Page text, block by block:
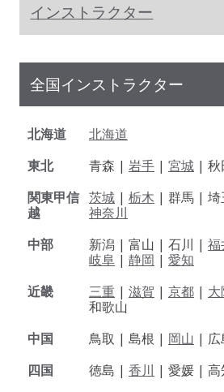
インストラクター
全国インストラクター
北海道
北海道
東北
青森 | 岩手 | 宮城 |
関東甲信
越
茨城 | 栃木 | 群馬 | 埼
神奈川
中部
新潟 | 富山 | 石川 | 福
岐阜 | 静岡 | 愛知
近畿
三重 | 滋賀 | 京都 | 大
和歌山
中国
鳥取 | 島根 | 岡山 |
四国
徳島 | 香川 | 愛媛 | 高